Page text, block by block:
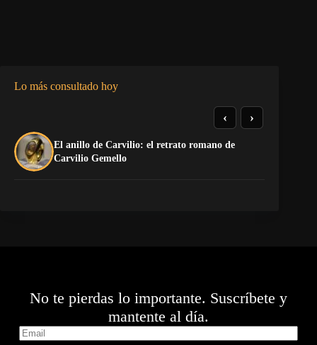
Lo más consultado hoy
El anillo de Carvilio: el retrato romano de
Carvilio Gemello
‹ ›
No te pierdas lo importante. Suscríbete y
mantente al día.